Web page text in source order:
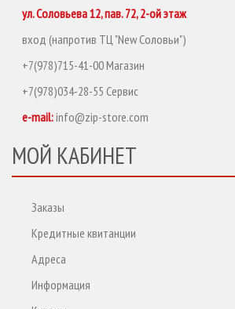
ул. Соловьева 12, пав. 72, 2-ой этаж
вход (напротив ТЦ "New Соловьи")
+7(978)715-41-00 Магазин
+7(978)034-28-55 Сервис
e-mail:info@zip-store.com
МОЙ КАБИНЕТ
Заказы
Кредитные квитанции
Адреса
Информация